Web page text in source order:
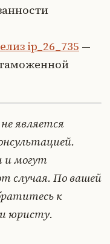
ip_26_735 —
является
и могут
случая. По вашей
к
юристу.